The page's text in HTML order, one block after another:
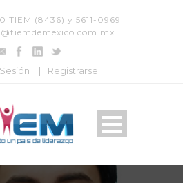
TIEM (8436) y 5611-0969
| Registrarse